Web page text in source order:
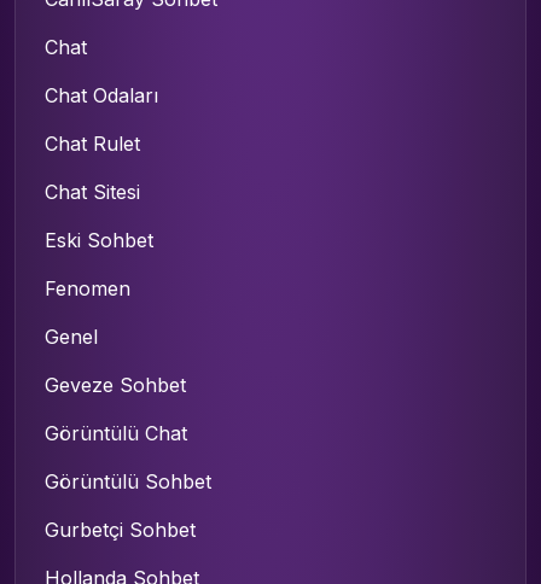
Chat
Chat Odaları
Chat Rulet
Chat Sitesi
Eski Sohbet
Fenomen
Genel
Geveze Sohbet
Görüntülü Chat
Görüntülü Sohbet
Gurbetçi Sohbet
Hollanda Sohbet